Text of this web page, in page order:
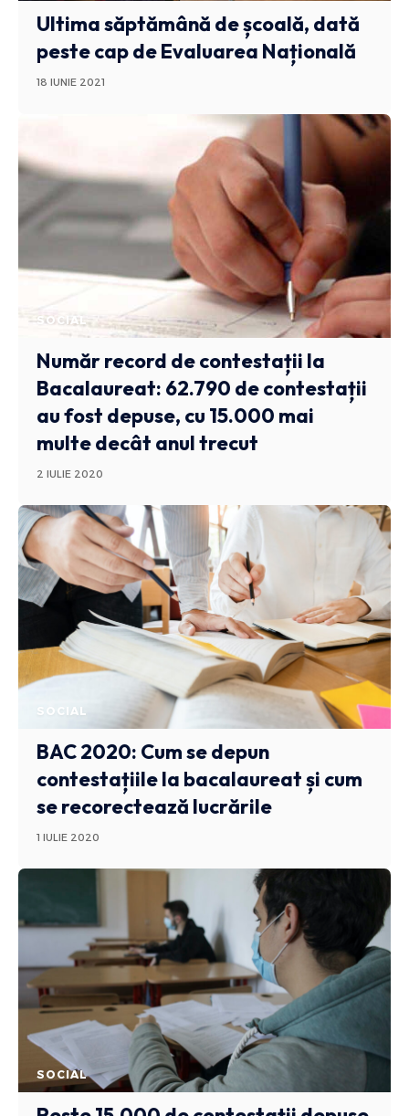
Ultima săptămână de școală, dată
peste cap de Evaluarea Națională
18 IUNIE 2021
SOCIAL
Număr record de contestații la
Bacalaureat: 62.790 de contestații
au fost depuse, cu 15.000 mai
multe decât anul trecut
2 IULIE 2020
SOCIAL
BAC 2020: Cum se depun
contestațiile la bacalaureat și cum
se recorectează lucrările
1 IULIE 2020
SOCIAL